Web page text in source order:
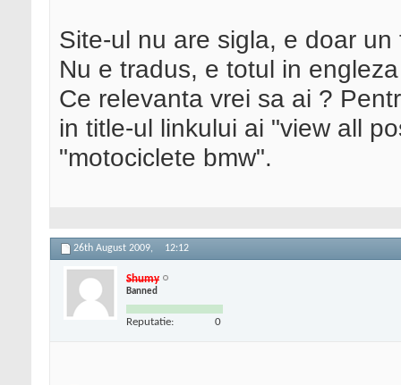
Site-ul nu are sigla, e doar
Nu e tradus, e totul in
Ce relevanta vrei sa ai ?
in title-ul linkului ai "view all
"motociclete bmw".
26th August 2009, 12:12
Shumy
Banned
Reputatie: 0